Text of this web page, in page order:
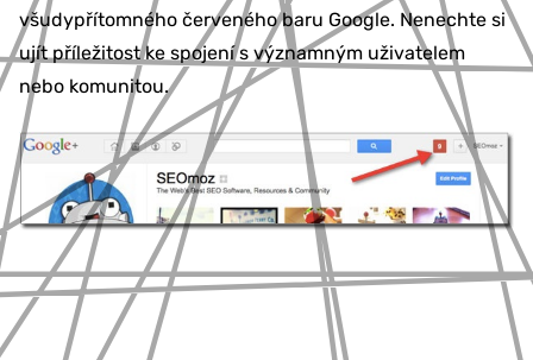
všudypřítomného červeného baru Google. Nenechte si
ujít příležitost ke spojení s významným uživatelem
nebo komunitou.